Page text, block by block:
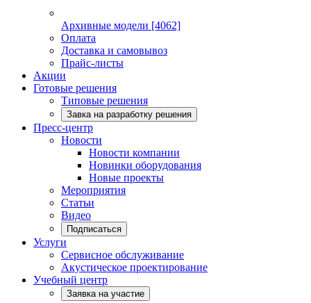
Архивные модели [4062]
Оплата
Доставка и самовывоз
Прайс-листы
Акции
Готовые решения
Типовые решения
Завка на разработку решения
Пресс-центр
Новости
Новости компании
Новинки оборудования
Новые проекты
Мероприятия
Статьи
Видео
Подписаться
Услуги
Сервисное обслуживание
Акустическое проектирование
Учебный центр
Заявка на участие